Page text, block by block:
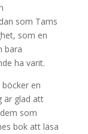
som Tams
som en
bara
ha varit.
en
är glad att
som
bok att läsa